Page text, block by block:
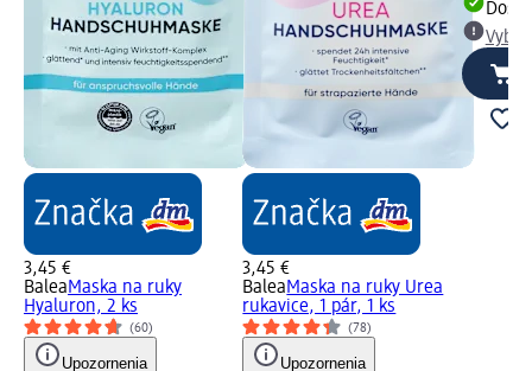
3,45 €
BaleaMaska na ruky
Hyaluron, 2 ks
(60)
Upozornenia
3,45 €
BaleaMaska na ruky Urea
rukavice, 1 pár, 1 ks
(78)
Upozornenia